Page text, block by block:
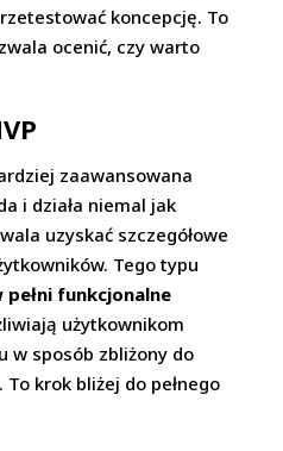
koncepcję. To
ocenić, czy warto
zaawansowana
i działa niemal jak
uzyskać szczegółowe
Tego typu
pełni funkcjonalne
użytkownikom
w sposób zbliżony do
krok bliżej do pełnego